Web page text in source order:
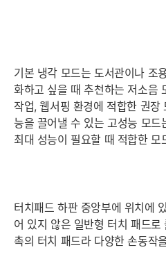
기본 냉각 모드는 도서관이나 조
화하고 싶을 때 추천하는 저소음
작업, 웹서핑 환경에 적합한 권장
능을 끌어낼 수 있는 고성능 모드
최대 성능이 필요할 때 적합한 모
터치패드 하판 중앙부에 위치에
어 있지 않은 일반형 터치 패드
촉의 터치 패드라 다양한 손동작